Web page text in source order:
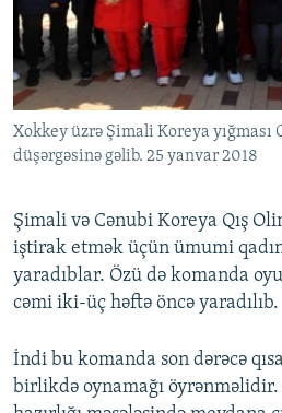
İNFOQRAFIKA
KARIKATURA
AZƏRBAYCAN ƏDƏBIYYATI KITABXANASI
İSLAM VƏ DEMOKRATIYA
İZ - MƏDƏNIYYƏT PROQRAMI
MISSIYAMIZ
PEŞƏ ETIKASI VƏ JURNALISTIKA
MATERIALLARIMIZDAN ISTIFADƏ
AZADLIQRADIOSU MOBIL
XƏBƏR BÜLLETENLƏRIMIZ
BIZI IZLƏ
RFE/RL-in bütün saytları
Xokkey üzrə Şimali Koreya yığması
düşərgəsinə gəlib. 25 yanvar 2018
Şimali və Cənubi Koreya Qış
iştirak etmək üçün ümumi
yaradıblar. Özü də komanda
cəmi iki-üç həftə öncə yaradılıb.
İndi bu komanda son dərəcə
birlikdə oynamağı öyrənməlidir.